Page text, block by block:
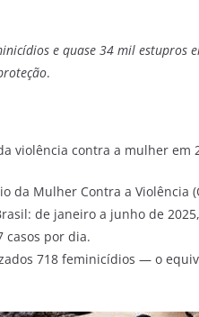
e quase 34 mil estupros
.
violência contra a mulher em
da Mulher Contra a Violência
de janeiro a junho de
casos por dia.
718 feminicídios — o